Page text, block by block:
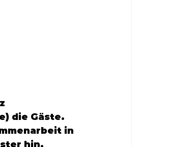
die Gäste.
in
hin.